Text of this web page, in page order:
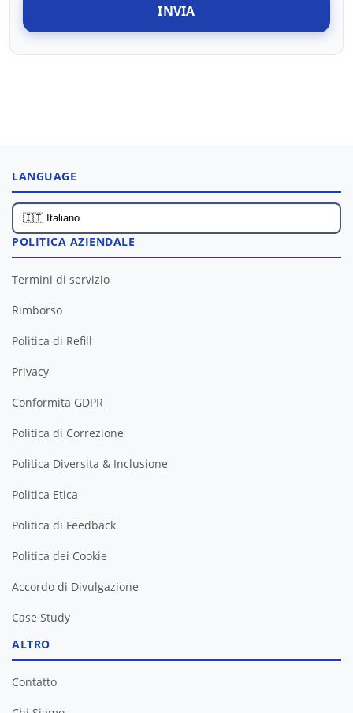
INVIA
LANGUAGE
POLITICA AZIENDALE
Termini di servizio
Rimborso
Politica di Refill
Privacy
Conformita GDPR
Politica di Correzione
Politica Diversita & Inclusione
Politica Etica
Politica di Feedback
Politica dei Cookie
Accordo di Divulgazione
Case Study
ALTRO
Contatto